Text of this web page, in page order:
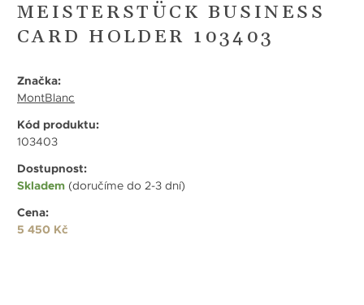
MEISTERSTÜCK BUSINESS
CARD HOLDER 103403
Značka:
MontBlanc
Kód produktu:
103403
Dostupnost:
Skladem (doručíme do 2-3 dní)
Cena:
5 450 Kč